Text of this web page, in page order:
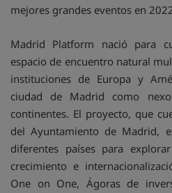
mejores grandes eventos en
Madrid Platform nació para
espacio de encuentro natural
instituciones de Europa y
ciudad de Madrid como
continentes. El proyecto, que
del Ayuntamiento de Madrid,
diferentes países para
crecimiento e
One on One, Ágoras de